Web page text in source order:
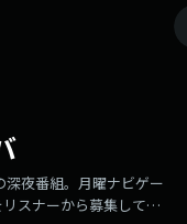
深夜番組。月曜ナビゲー
スナーから募集して、